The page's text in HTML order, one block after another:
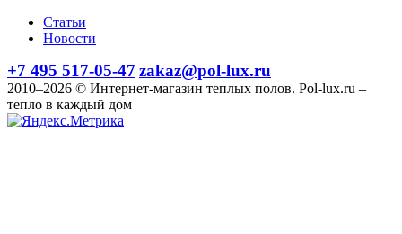
Статьи
Новости
+7 495 517-05-47 zakaz@pol-lux.ru
2010–2026 © Интернет-магазин теплых полов. Pol-lux.ru –
тепло в каждый дом